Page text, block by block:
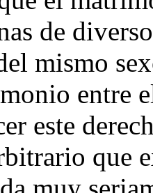
de
mismo
entre
este
que